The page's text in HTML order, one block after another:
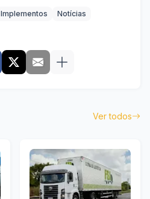
Implementos
Notícias
Ver todos